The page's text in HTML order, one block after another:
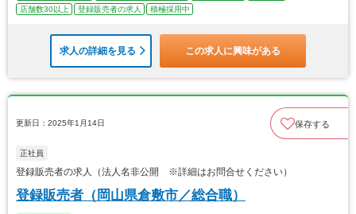
店舗数30以上
登録販売者の求人 積極採用中
求人の詳細を見る この求人に興味がある
更新日：2025年1月14日 保存する
正社員
登録販売者の求人（法人名非公開 ※詳細はお問合せください）
登録販売者（岡山県倉敷市／総合職）